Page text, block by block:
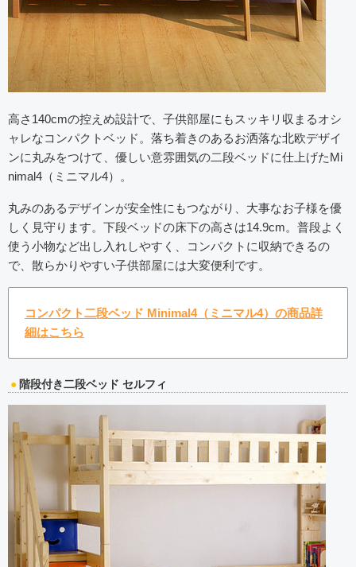
高さ140cmの控えめ設計で、子供部屋にもスッキリ収まるオシ
ャレなコンパクトベッド。落ち着きのあるお洒落な北欧デザイ
ンに丸みをつけて、優しい意雰囲気の二段ベッドに仕上げたMi
nimal4（ミニマル4）。
丸みのあるデザインが安全性にもつながり、大事なお子様を優
しく見守ります。下段ベッドの床下の高さは14.9cm。普段よく
使う小物など出し入れしやすく、コンパクトに収納できるの
で、散らかりやすい子供部屋には大変便利です。
コンパクト二段ベッド Minimal4（ミニマル4）の商品詳
細はこちら
階段付き二段ベッド セルフィ